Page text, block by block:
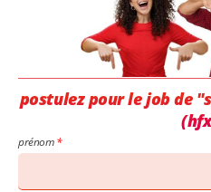
postulez pour le job de
prénom